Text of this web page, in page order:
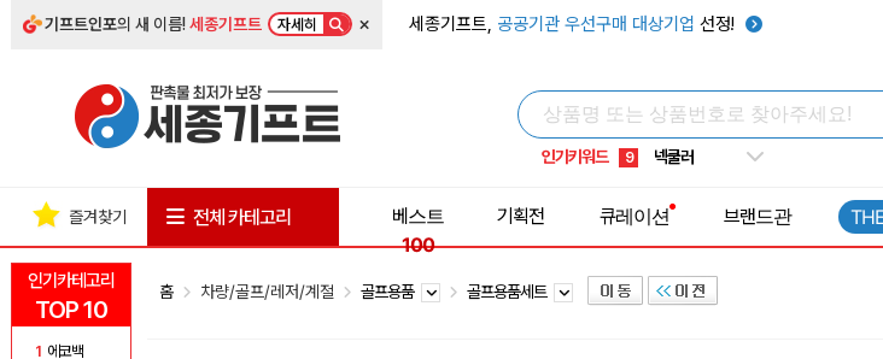
기프트인포의 새 이름!세종기프트 자세히 × 세종기프트, 공공기관 우선구매 대상기업 선정!
인기키워드
5 키캡
8 쿨토시
9 넥쿨러
1 선풍기
인기카테고리
TOP 10
1 에코백
즐겨찾기 전체 카테고리
베스트
100
기획전 큐레이션 브랜드관
홈 차량/골프/레저/계절 골프용품 골프용품세트